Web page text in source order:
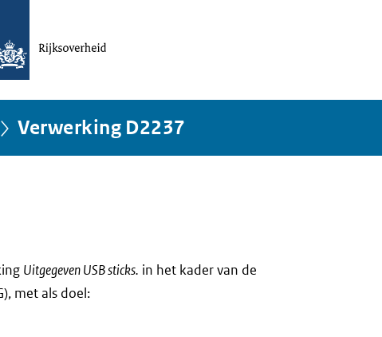
Verwerking D2237
het
Uitgegeven USB sticks. in het kader van de
met als doel: